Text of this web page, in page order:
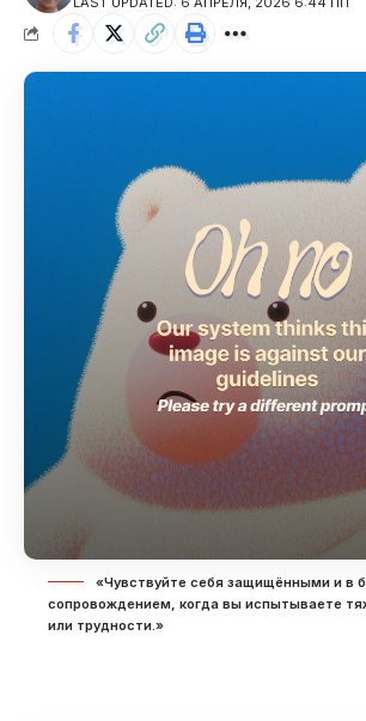
«Чувствуйте себя защищёнными и в
сопровождением, когда вы испытываете
или трудности.»